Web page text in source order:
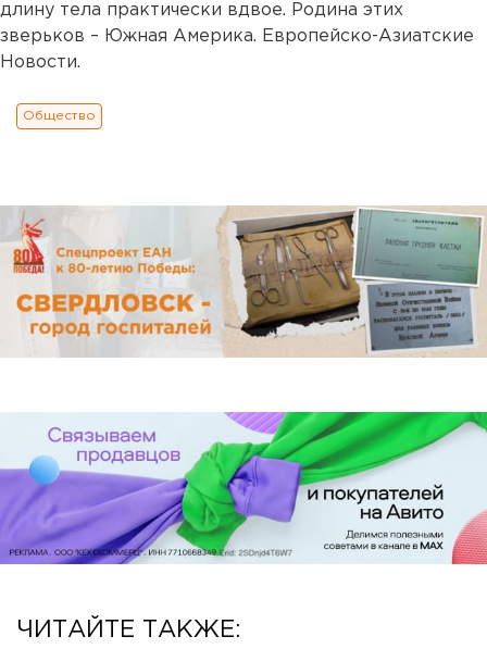
длину тела практически вдвое. Родина этих
зверьков – Южная Америка. Европейско-Азиатские
Новости.
Общество
ЧИТАЙТЕ ТАКЖЕ: